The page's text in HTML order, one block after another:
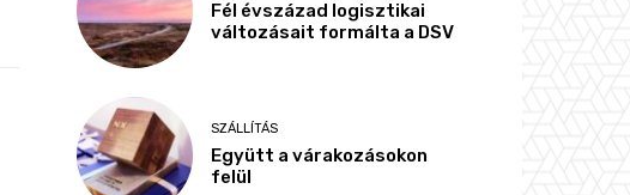
Fél évszázad logisztikai
változásait formálta a DSV
SZÁLLÍTÁS
Együtt a várakozásokon
felül